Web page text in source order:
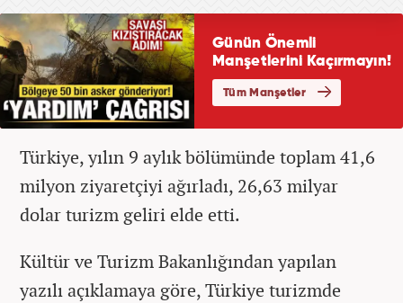
Türkiye, yılın 9 aylık bölümünde toplam 41,6
milyon ziyaretçiyi ağırladı, 26,63 milyar
dolar turizm geliri elde etti.
Kültür ve Turizm Bakanlığından yapılan
yazılı açıklamaya göre, Türkiye turizmde